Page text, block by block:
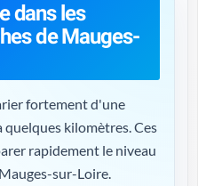
dans les
de Mauges-
fortement d'une
quelques kilomètres. Ces
rapidement le niveau
sur-Loire.